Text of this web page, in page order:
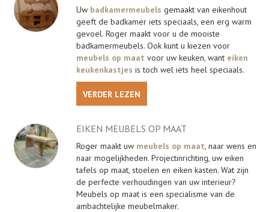
Uw badkamermeubels gemaakt van eikenhout
geeft de badkamer iets speciaals, een erg warm
gevoel. Roger maakt voor u de mooiste
badkamermeubels. Ook kunt u kiezen voor
meubels op maat voor uw keuken, want eiken
keukenkastjes is toch wel iets heel speciaals.
VERDER LEZEN
EIKEN MEUBELS OP MAAT
Roger maakt uw meubels op maat, naar wens en
naar mogelijkheden. Projectinrichting, uw eiken
tafels op maat, stoelen en eiken kasten. Wat zijn
de perfecte verhoudingen van uw interieur?
Meubels op maat is een specialisme van de
ambachtelijke meubelmaker.